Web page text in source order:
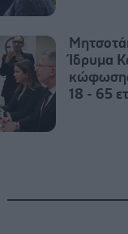
Ίδρυμα
18 - 65